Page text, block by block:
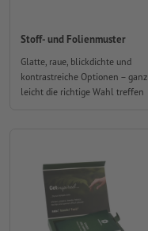
Stoff- und Folienmuster
Glatte, raue, blickdichte und
kontrastreiche Optionen – ganz
leicht die richtige Wahl treffen